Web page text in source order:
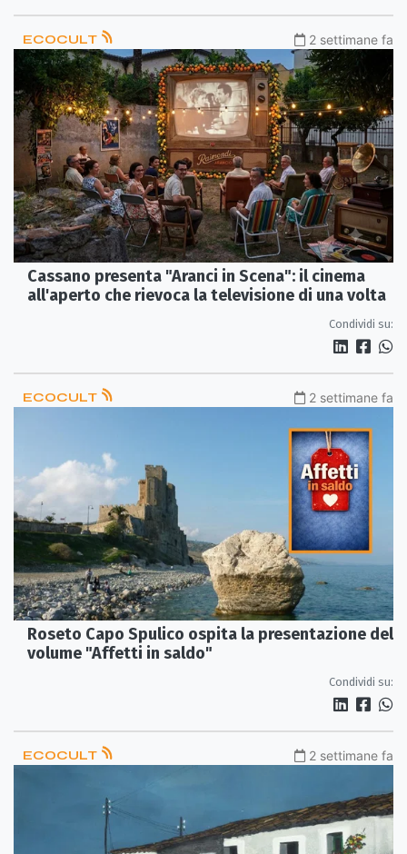
ECOCULT 2 settimane fa
Cassano presenta "Aranci in Scena": il cinema
all'aperto che rievoca la televisione di una volta
Condividi su:
ECOCULT 2 settimane fa
Roseto Capo Spulico ospita la presentazione del
volume "Affetti in saldo"
Condividi su:
ECOCULT 2 settimane fa